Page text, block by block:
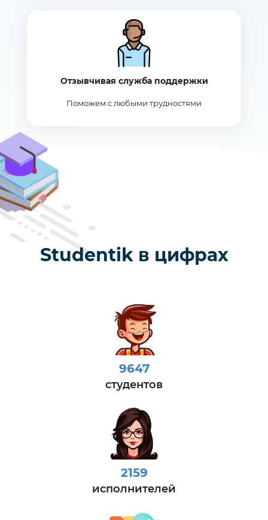
Отзывчивая служба поддержки
Поможем с любыми трудностями
Studentik в цифрах
9647
студентов
2159
исполнителей